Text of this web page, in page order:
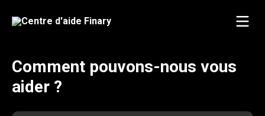
Comment pouvons-nous vous
aider ?